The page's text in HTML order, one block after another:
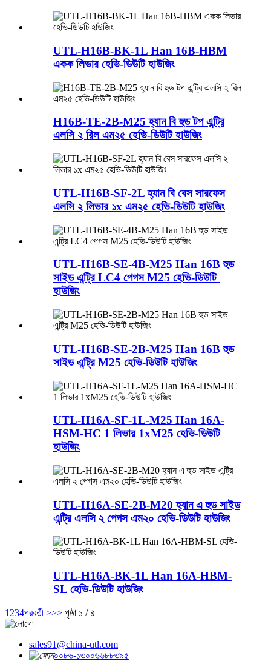
UTL-H16B-BK-1L Han 16B-HBM
একক লিভার হেভি-ডিউটি ​​হাউজিং
H16B-TE-2B-M25 হ্যান বি হুড টপ এন্ট্রি
এলসি ২ রিল এম২৫ হেভি-ডিউটি ​​হাউজিং
UTL-H16B-SF-2L হ্যান বি বেস সারফেস
এলসি ২ লিভার ১x এম২৫ হেভি-ডিউটি ​​হাউজিং
UTL-H16B-SE-4B-M25 Han 16B হুড
সাইড এন্ট্রি LC4 পেগস M25 হেভি-ডিউটি ​​
হাউজিং
UTL-H16B-SE-2B-M25 Han 16B হুড
সাইড এন্ট্রি M25 হেভি-ডিউটি ​​হাউজিং
UTL-H16A-SF-1L-M25 Han 16A-
HSM-HC 1 লিভার 1xM25 হেভি-ডিউটি ​​
হাউজিং
UTL-H16A-SE-2B-M20 হ্যান এ হুড সাইড
এন্ট্রি এলসি ২ পেগস এম২০ হেভি-ডিউটি ​​হাউজিং
UTL-H16A-BK-1L Han 16A-HBM-
SL হেভি-ডিউটি ​​হাউজিং
1 234পরবর্তী >>> পৃষ্ঠা ১ / ৪
sales91@china-utl.com
০০৮৬-১৩০০৬৬৮৮৩৯৫